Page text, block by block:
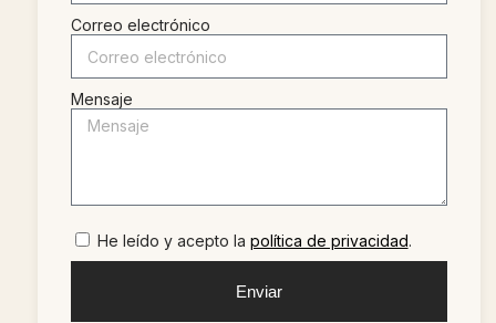
Correo electrónico
Mensaje
He leído y acepto la política de privacidad.
Enviar